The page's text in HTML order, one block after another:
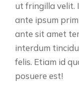
ut fringilla velit.
ante ipsum
ante sit amet
interdum
felis. Etiam id
posuere est!